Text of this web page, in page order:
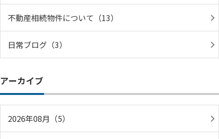
不動産相続物件について（13）
日常ブログ（3）
アーカイブ
2026年08月（5）